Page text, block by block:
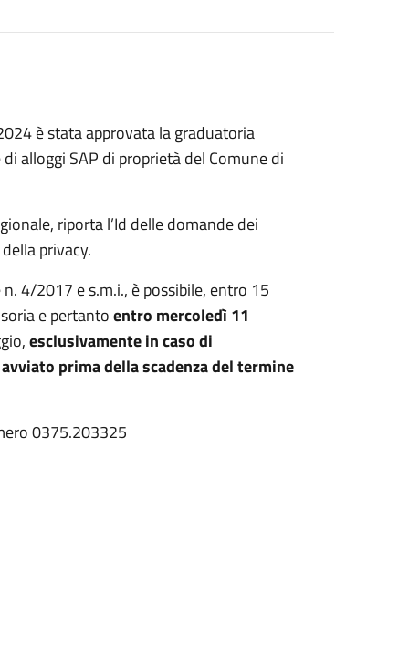
è stata approvata la graduatoria
alloggi SAP di proprietà del Comune di
riporta l’Id delle domande dei
privacy.
4/2017 e s.m.i., è possibile, entro 15
e pertantoentro mercoledì 11
esclusivamente in caso di
prima della scadenza del termine
0375.203325